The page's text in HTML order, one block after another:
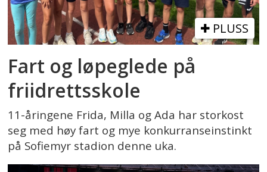
PLUSS
Fart og løpeglede på
friidrettsskole
11-åringene Frida, Milla og Ada har storkost
seg med høy fart og mye konkurranseinstinkt
på Sofiemyr stadion denne uka.